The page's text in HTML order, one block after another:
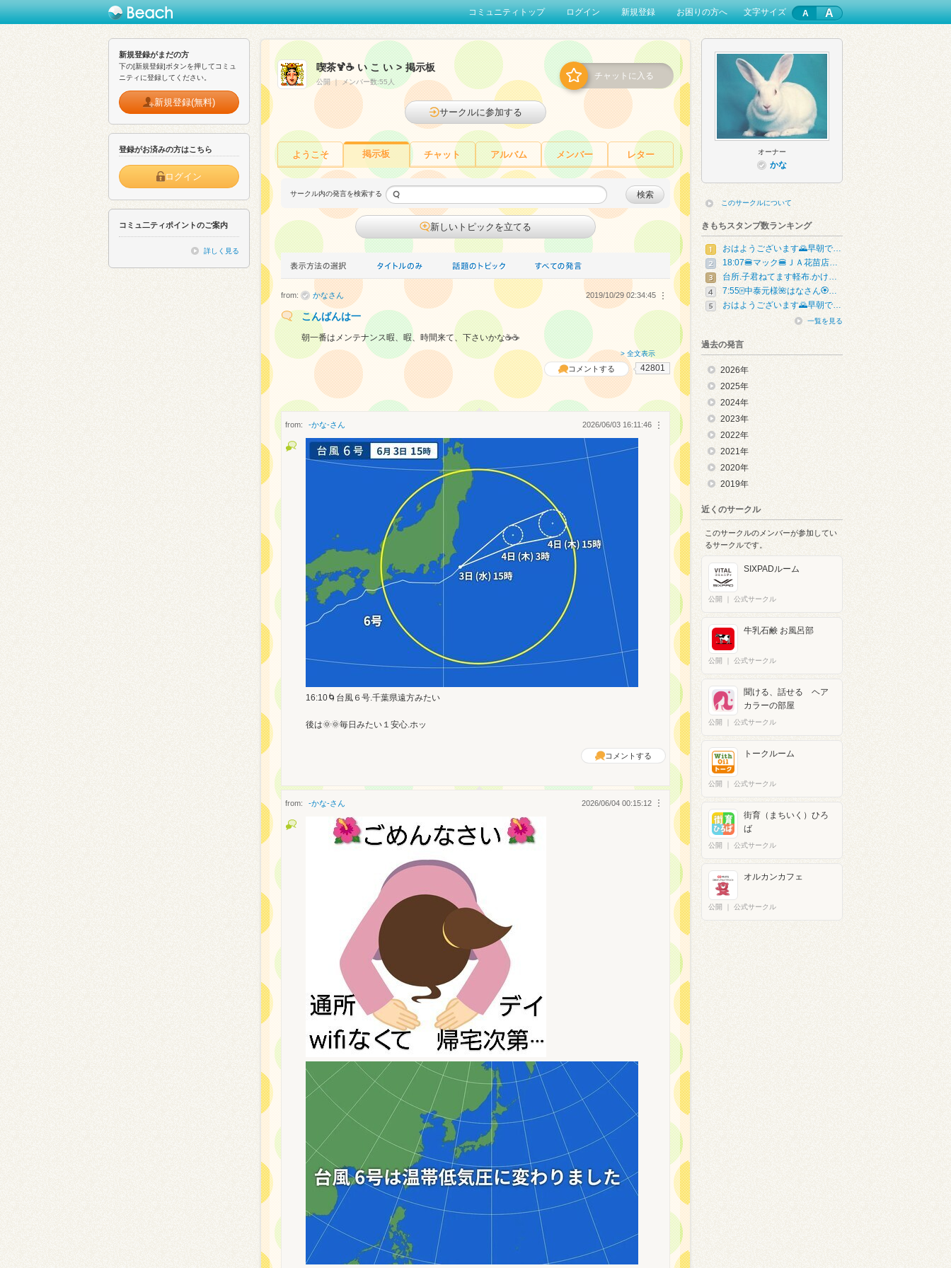
コミュニティトップ ログイン 新規登録 お困りの方へ 文字サイズ A
新規登録がまだの方
下の[新規登録]ボタンを押してコミュ
ニティに登録してください。
新規登録(無料)
登録がお済みの方はこちら
ログイン
コミュ二ティポイントのご案内
詳しく見る
喫茶🍹☕ い こ い > 掲示板
公開｜ メンバー数:55人
チャットに入る
サークルに参加する
ようこそ 掲示板 チャット アルバム メンバー レター
サークル内の発言を検索する 検索
新しいトピックを立てる
from: かなさん ︙
2019/10/29 02:34:45
こんばんは一
朝一番はメンテナンス暇、暇、時間来て、下さいかな☕☕
> 全文表示
コメントする 42801
from: -かな-さん ︙
2026/06/03 16:11:46
16:10🌀台風６号.千葉県遠方みたい
後は🌞🌞毎日みたい１安心.ホッ
コメントする
from: -かな-さん ︙
2026/06/04 00:15:12
オーナー
かな
このサークルについて
きもちスタンプ数ランキング
おはようございます🌄早朝で…
18:07🍔マック🍔ＪＡ花苗店…
台所.子君ねてます軽布.かけ…
7:55🀄️中泰元様🌺はなさん🏵…
おはようございます🌄早朝で…
一覧を見る
過去の発言
2026年
2025年
2024年
2023年
2022年
2021年
2020年
2019年
近くのサークル
このサークルのメンバーが参加してい
るサークルです。
SIXPADルーム
公開 公式サークル
牛乳石鹸 お風呂部
公開 公式サークル
聞ける、話せる ヘア
カラーの部屋
公開 公式サークル
トークルーム
公開 公式サークル
街育（まちいく）ひろ
ば
公開 公式サークル
オルカンカフェ
公開 公式サークル